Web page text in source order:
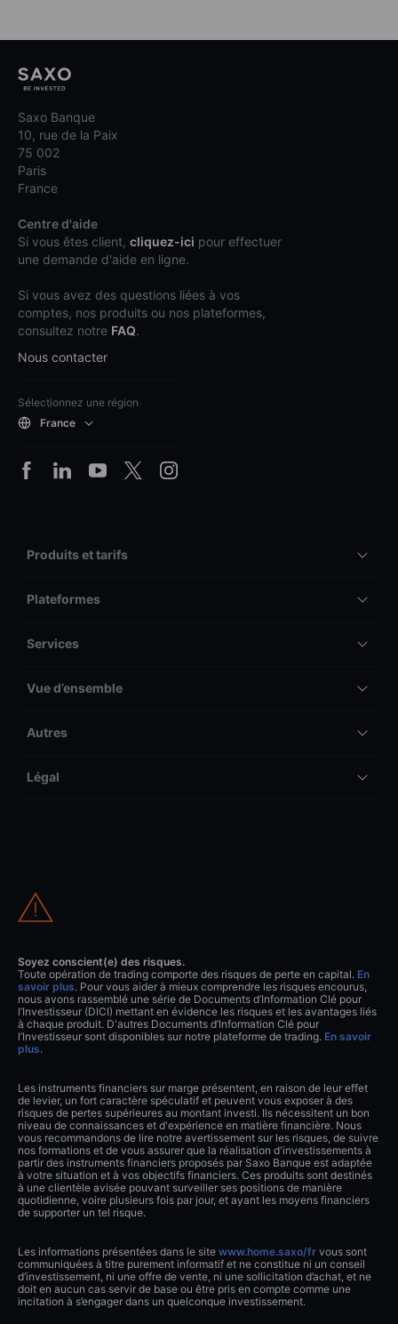
Saxo Banque
10, rue de la Paix
75 002
Paris
France
Centre d'aide
Si vous êtes client, cliquez-ici pour effectuer
une demande d'aide en ligne.
Si vous avez des questions liées à vos
comptes, nos produits ou nos plateformes,
consultez notre FAQ.
Nous contacter
Sélectionnez une région
France
Produits et tarifs
Plateformes
Services
Vue d’ensemble
Autres
Légal
Soyez conscient(e) des risques.
Toute opération de trading comporte des risques de perte en capital. En
savoir plus. Pour vous aider à mieux comprendre les risques encourus,
nous avons rassemblé une série de Documents d’Information Clé pour
l’Investisseur (DICI) mettant en évidence les risques et les avantages liés
à chaque produit. D'autres Documents d’Information Clé pour
l’Investisseur sont disponibles sur notre plateforme de trading. En savoir
plus.
Les instruments financiers sur marge présentent, en raison de leur effet
de levier, un fort caractère spéculatif et peuvent vous exposer à des
risques de pertes supérieures au montant investi. Ils nécessitent un bon
niveau de connaissances et d'expérience en matière financière. Nous
vous recommandons de lire notre avertissement sur les risques, de suivre
nos formations et de vous assurer que la réalisation d'investissements à
partir des instruments financiers proposés par Saxo Banque est adaptée
à votre situation et à vos objectifs financiers. Ces produits sont destinés
à une clientèle avisée pouvant surveiller ses positions de manière
quotidienne, voire plusieurs fois par jour, et ayant les moyens financiers
de supporter un tel risque.
Les informations présentées dans le site www.home.saxo/fr vous sont
communiquées à titre purement informatif et ne constitue ni un conseil
d’investissement, ni une offre de vente, ni une sollicitation d’achat, et ne
doit en aucun cas servir de base ou être pris en compte comme une
incitation à s’engager dans un quelconque investissement.